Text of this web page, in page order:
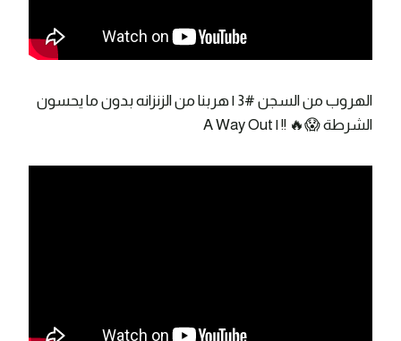
الهروب من السجن #3 | هربنا من الزنزانه بدون ما يحسون
الشرطة 😱🔥 !! | A Way Out